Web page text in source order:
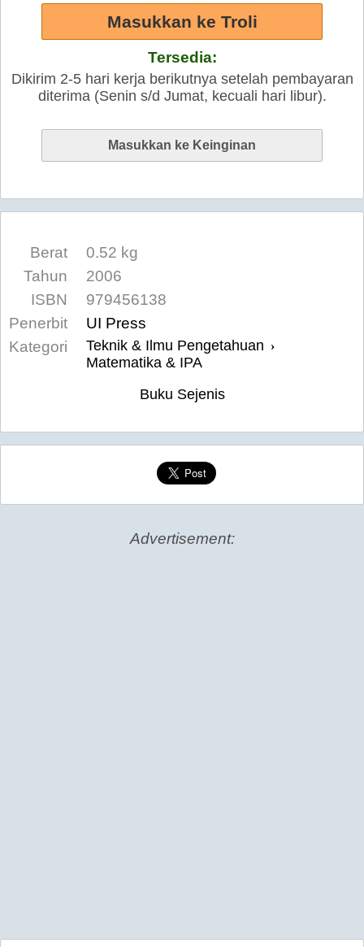
Tersedia:
Dikirim 2-5 hari kerja berikutnya setelah pembayaran
diterima (Senin s/d Jumat, kecuali hari libur).
Berat
0.52 kg
Tahun
2006
ISBN
979456138
Penerbit
UI Press
Kategori
Teknik & Ilmu Pengetahuan ›
Matematika & IPA
Buku Sejenis
Advertisement: